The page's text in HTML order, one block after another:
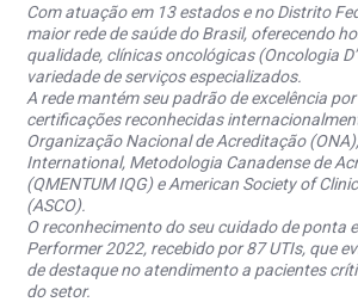
Com atuação em 13 estados e no Distrito
maior rede de saúde do Brasil, oferecendo
qualidade, clínicas oncológicas (Oncologia
variedade de serviços especializados.
A rede mantém seu padrão de excelência
certificações reconhecidas
Organização Nacional de Acreditação
International, Metodologia Canadense de
(QMENTUM IQG) e American Society of
(ASCO).
O reconhecimento do seu cuidado de ponta
Performer 2022, recebido por 87 UTIs, que
de destaque no atendimento a pacientes
do setor.